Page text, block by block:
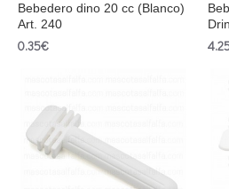
Bebedero dino 20 cc (Blanco)
Art. 240
0.35€